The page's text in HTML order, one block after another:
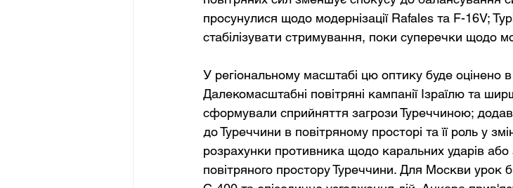
просунулися щодо модернізації Rafales та F-16V;
стабілізувати стримування, поки суперечки щодо
У регіональному масштабі цю оптику буде оцінено
Далекомасштабні повітряні кампанії Ізраїлю та
сформували сприйняття загрози Туреччиною;
до Туреччини в повітряному просторі та її роль у
розрахунки противника щодо каральних ударів
повітряного простору Туреччини. Для Москви урок